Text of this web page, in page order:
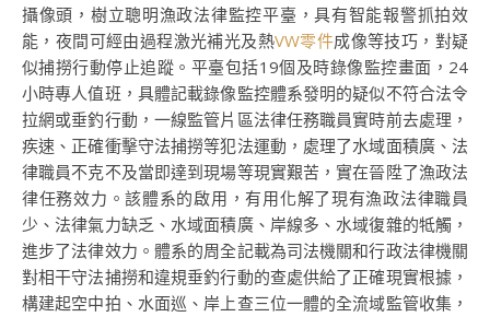
攝像頭，樹立聰明漁政法律監控平臺，具有智能報警抓拍效
能，夜間可經由過程激光補光及熱VW零件成像等技巧，對疑
似捕撈行動停止追蹤。平臺包括19個及時錄像監控畫面，24
小時專人值班，具體記載錄像監控體系發明的疑似不符合法令
拉網或垂釣行動，一線監管片區法律任務職員實時前去處理，
疾速、正確衝擊守法捕撈等犯法運動，處理了水域面積廣、法
律職員不克不及當即達到現場等現實艱苦，實在晉陞了漁政法
律任務效力。該體系的啟用，有用化解了現有漁政法律職員
少、法律氣力缺乏、水域面積廣、岸線多、水域復雜的牴觸，
進步了法律效力。體系的周全記載為司法機關和行政法律機關
對相干守法捕撈和違規垂釣行動的查處供給了正確現實根據，
構建起空中拍、水面巡、岸上查三位一體的全流域監管收集，